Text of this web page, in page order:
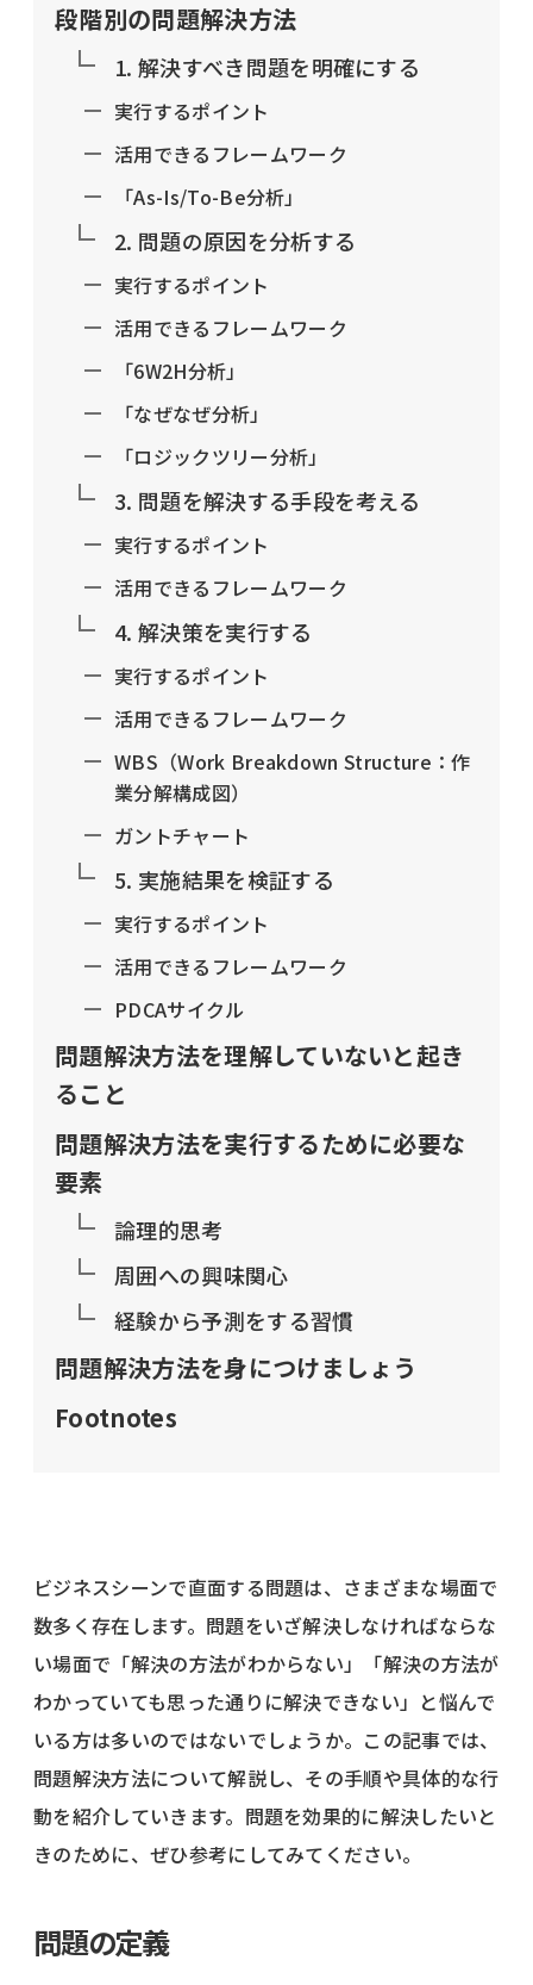
段階別の問題解決方法
1. 解決すべき問題を明確にする
実行するポイント
活用できるフレームワーク
「As-Is/To-Be分析」
2. 問題の原因を分析する
実行するポイント
活用できるフレームワーク
「6W2H分析」
「なぜなぜ分析」
「ロジックツリー分析」
3. 問題を解決する手段を考える
実行するポイント
活用できるフレームワーク
4. 解決策を実行する
実行するポイント
活用できるフレームワーク
WBS（Work Breakdown Structure：作
業分解構成図）
ガントチャート
5. 実施結果を検証する
実行するポイント
活用できるフレームワーク
PDCAサイクル
問題解決方法を理解していないと起き
ること
問題解決方法を実行するために必要な
要素
論理的思考
周囲への興味関心
経験から予測をする習慣
問題解決方法を身につけましょう
Footnotes
ビジネスシーンで直面する問題は、さまざまな場面で
数多く存在します。問題をいざ解決しなければならな
い場面で「解決の方法がわからない」「解決の方法が
わかっていても思った通りに解決できない」と悩んで
いる方は多いのではないでしょうか。この記事では、
問題解決方法について解説し、その手順や具体的な行
動を紹介していきます。問題を効果的に解決したいと
きのために、ぜひ参考にしてみてください。
問題の定義